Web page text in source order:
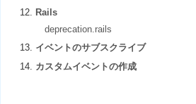
Rails
deprecation.rails
イベントのサブスクライブ
カスタムイベントの作成